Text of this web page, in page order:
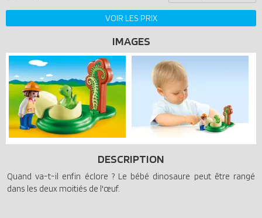
VOIR LES PRIX
IMAGES
DESCRIPTION
Quand va-t-il enfin éclore ? Le bébé dinosaure peut être rangé
dans les deux moitiés de l'œuf.